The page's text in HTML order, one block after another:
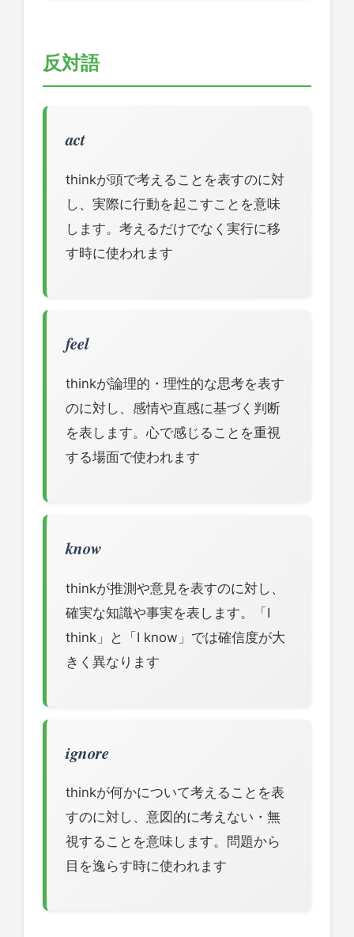
反対語
act
thinkが頭で考えることを表すのに対
し、実際に行動を起こすことを意味
します。考えるだけでなく実行に移
す時に使われます
feel
thinkが論理的・理性的な思考を表す
のに対し、感情や直感に基づく判断
を表します。心で感じることを重視
する場面で使われます
know
thinkが推測や意見を表すのに対し、
確実な知識や事実を表します。「I
think」と「I know」では確信度が大
きく異なります
ignore
thinkが何かについて考えることを表
すのに対し、意図的に考えない・無
視することを意味します。問題から
目を逸らす時に使われます